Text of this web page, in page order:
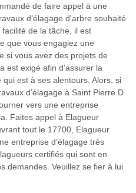
de faire appel à une
d’élagage d'arbre souhaité
de la tâche, il est
que vous engagiez une
si vous avez des projets de
est exigé afin d’assurer la
est à ses alentours. Alors, si
d’élagage à Saint Pierre D
vers une entreprise
Faites appel à Elagueur
tout le 17700, Elagueur
entreprise d’élagage très
certifiés qui sont en
demandes. Veuillez se fier à lui